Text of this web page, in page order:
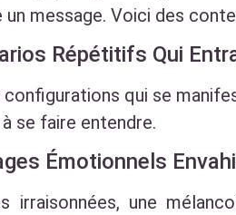
message. Voici des
Répétitifs Qui
qui se
se faire entendre.
Émotionnels
irraisonnées, une